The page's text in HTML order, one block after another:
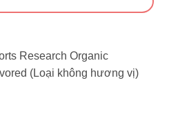
Research Organic
(Loại không hương vị)